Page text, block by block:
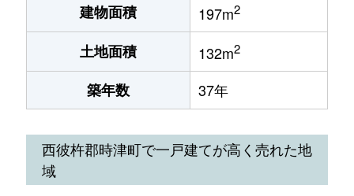
建物面積 197m2
土地面積 132m2
築年数 37年
西彼杵郡時津町で一戸建てが高く売れた地
域